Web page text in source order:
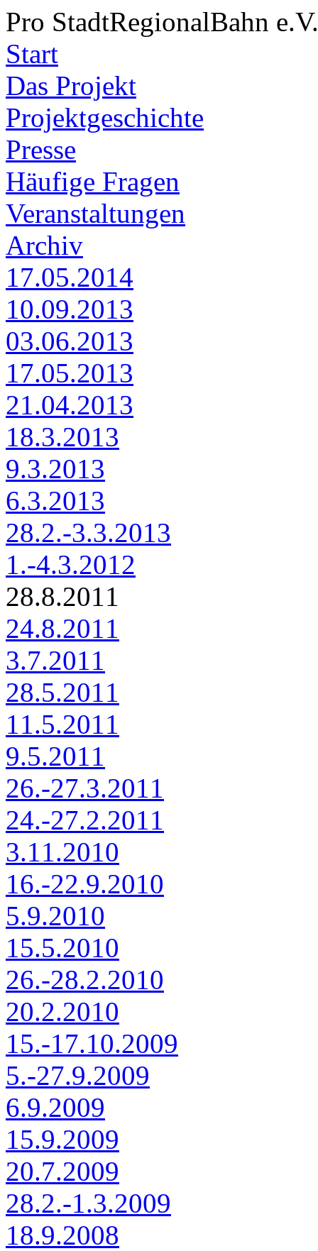
Pro StadtRegionalBahn e.V.
Start
Das Projekt
Projektgeschichte
Presse
Häufige Fragen
Veranstaltungen
Archiv
17.05.2014
10.09.2013
03.06.2013
17.05.2013
21.04.2013
18.3.2013
9.3.2013
6.3.2013
28.2.-3.3.2013
1.-4.3.2012
28.8.2011
24.8.2011
3.7.2011
28.5.2011
11.5.2011
9.5.2011
26.-27.3.2011
24.-27.2.2011
3.11.2010
16.-22.9.2010
5.9.2010
15.5.2010
26.-28.2.2010
20.2.2010
15.-17.10.2009
5.-27.9.2009
6.9.2009
15.9.2009
20.7.2009
28.2.-1.3.2009
18.9.2008